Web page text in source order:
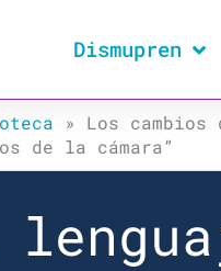
Dismupren
» Los
de la cámara”